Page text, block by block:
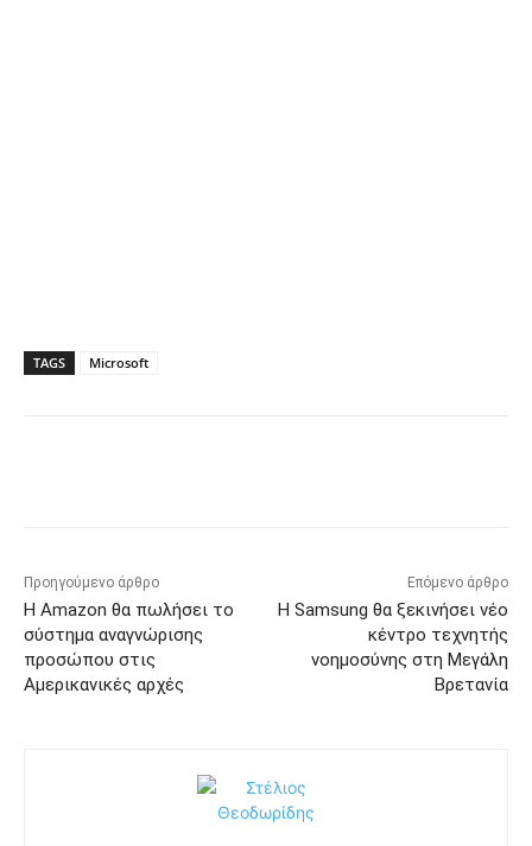
TAGS Microsoft
Προηγούμενο άρθρο
Η Amazon θα πωλήσει το
σύστημα αναγνώρισης
προσώπου στις
Αμερικανικές αρχές
Επόμενο άρθρο
Η Samsung θα ξεκινήσει νέο
κέντρο τεχνητής
νοημοσύνης στη Μεγάλη
Βρετανία